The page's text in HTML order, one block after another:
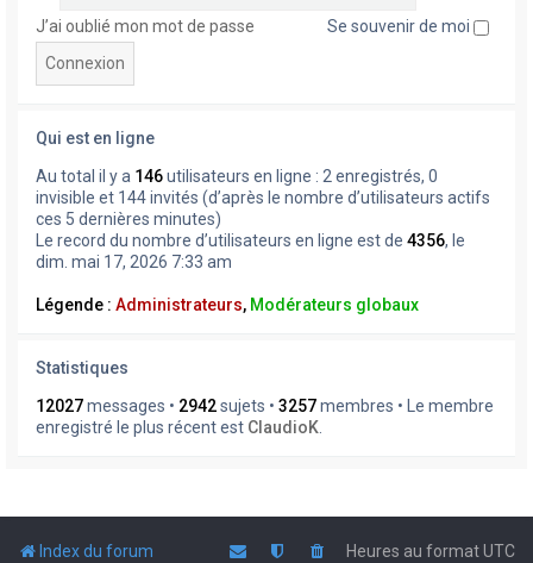
J’ai oublié mon mot de passe Se souvenir de moi
Qui est en ligne
Au total il y a 146utilisateurs en ligne : 2 enregistrés, 0
invisible et 144 invités (d’après le nombre d’utilisateurs actifs
ces 5 dernières minutes)
Le record du nombre d’utilisateurs en ligne est de 4356, le
dim. mai 17, 2026 7:33 am
Légende : Administrateurs, Modérateurs globaux
Statistiques
12027messages • 2942sujets • 3257membres • Le membre
enregistré le plus récent est ClaudioK
Index du forum Heures au formatUTC